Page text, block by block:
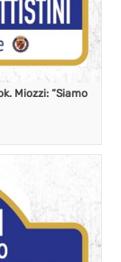
Miozzi: “Siamo